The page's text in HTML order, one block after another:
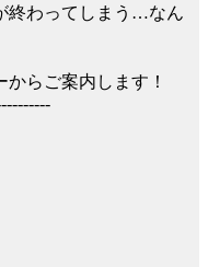
終わってしまう…なん
らご案内します！